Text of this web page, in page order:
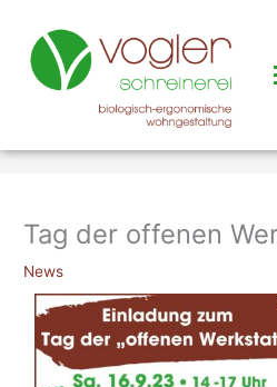
Inhalt
springen
Tag der offenen
News